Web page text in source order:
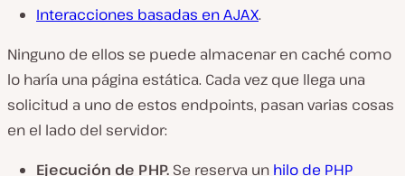
Interacciones basadas en AJAX.
Ninguno de ellos se puede almacenar en caché como
lo haría una página estática. Cada vez que llega una
solicitud a uno de estos endpoints, pasan varias cosas
en el lado del servidor:
Ejecución de PHP. Se reserva un hilo de PHP